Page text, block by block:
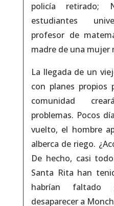
policía
estudiantes
profesor de
madre de una
La llegada de un
con planes
comunidad
problemas. Pocos
vuelto, el hombre
alberca de riego.
De hecho, casi
Santa Rita han
habrían faltado
desaparecer a